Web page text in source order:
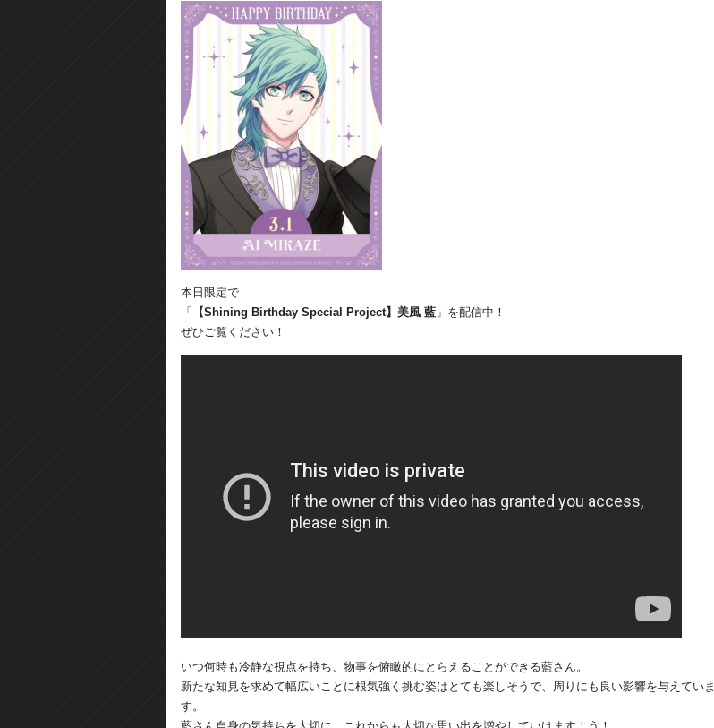
本日限定で
「
【Shining Birthday Special Project】美風 藍 」を配信中！
ぜひご覧ください！
いつ何時も冷静な視点を持ち、物事を俯瞰的にとらえることができる藍さん。
新たな知見を求めて幅広いことに根気強く挑む姿はとても楽しそうで、周りにも良い影響を与えていま
す。